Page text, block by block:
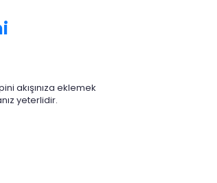
akışınıza eklemek
yeterlidir.